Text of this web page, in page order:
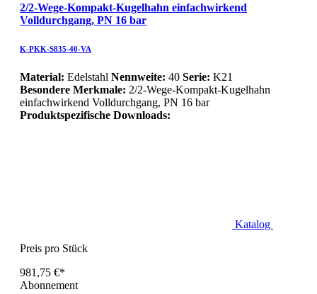
2/2-Wege-Kompakt-Kugelhahn einfachwirkend
Volldurchgang, PN 16 bar
K-PKK-S835-40-VA
Material: Edelstahl Nennweite: 40 Serie: K21
Besondere Merkmale: 2/2-Wege-Kompakt-Kugelhahn
einfachwirkend Volldurchgang, PN 16 bar
Produktspezifische Downloads:
Katalog
Preis pro Stück
981,75 €*
Abonnement